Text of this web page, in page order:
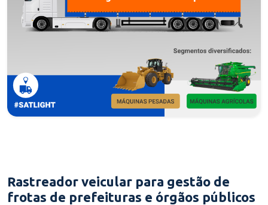
Rastreador veicular para gestão de
frotas de prefeituras e órgãos públicos